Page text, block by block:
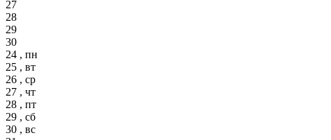
27
28
29
30
24 , пн
25 , вт
26 , ср
27 , чт
28 , пт
29 , сб
30 , вс